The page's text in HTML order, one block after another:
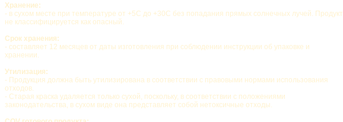
Хранение:
- в сухом месте при температуре от +5C до +30C без попадания прямых солнечных лучей. Продукт
не классифицируется как опасный.
Срок хранения:
- составляет 12 месяцев от даты изготовления при соблюдении инструкции об упаковке и
хранении.
Утилизация:
- Продукция должна быть утилизирована в соответствии с правовыми нормами использования
отходов.
- Старая краска удаляется только сухой, поскольку, в соответствии с положениями
законодательства, в сухом виде она представляет собой нетоксичные отходы.